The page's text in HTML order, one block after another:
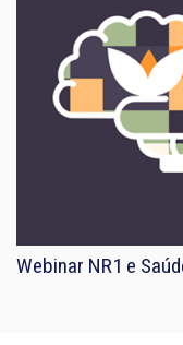
Webinar NR1 e